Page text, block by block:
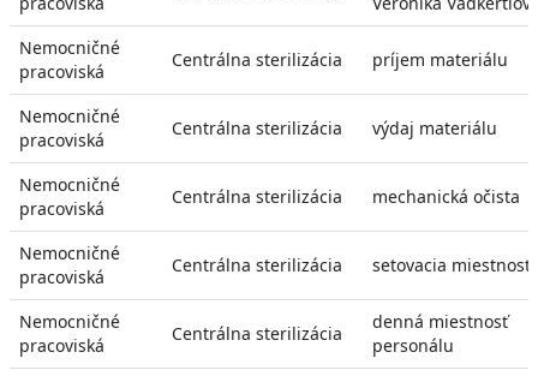
Nemocničné
pracoviská
Centrálna sterilizácia príjem materiálu
Nemocničné
pracoviská
Centrálna sterilizácia výdaj materiálu
Nemocničné
pracoviská
Centrálna sterilizácia mechanická očista
Nemocničné
pracoviská
Centrálna sterilizácia setovacia miestnosť
Nemocničné
pracoviská
Centrálna sterilizácia
denná miestnosť
personálu